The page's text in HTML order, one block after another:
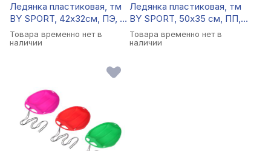
Ледянка пластиковая, тм
BY SPORT, 42х32см, ПЭ, 5
цветов
Товара временно нет в
наличии
Ледянка пластиковая, тм
BY SPORT, 50х35 см, ПП, 5
цветов
Товара временно нет в
наличии